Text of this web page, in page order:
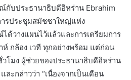
กับประธานาธิบดีอิหร่าน Ebrahim
ารประชุมสมัชชาใหญ่แห่ง
ด้วางแผนไว้แล้วและการเตรียมการ
ห์ กล้อง เวที ทุกอย่างพร้อม แต่ก่อน
โมง ผู้ช่วยของประธานาธิบดีอิหร่าน
ะกล่าวว่า “เนื่องจากเป็นเดือน